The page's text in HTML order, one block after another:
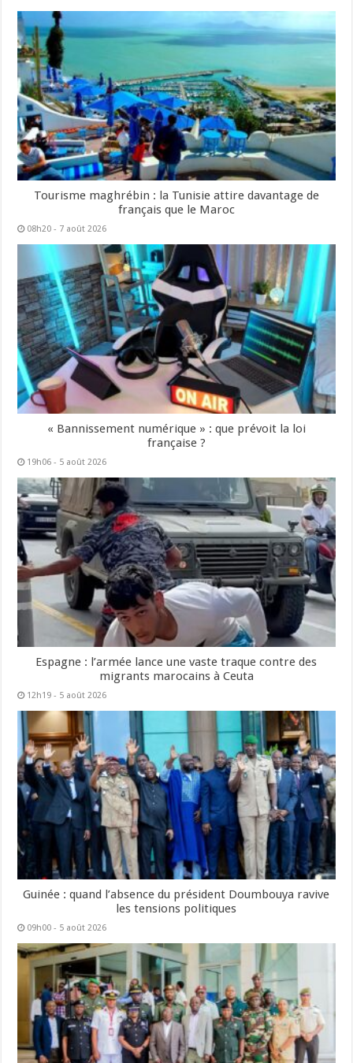
Tourisme maghrébin : la Tunisie attire davantage de
français que le Maroc
08h20 - 7 août 2026
« Bannissement numérique » : que prévoit la loi
française ?
19h06 - 5 août 2026
Espagne : l’armée lance une vaste traque contre des
migrants marocains à Ceuta
12h19 - 5 août 2026
Guinée : quand l’absence du président Doumbouya ravive
les tensions politiques
09h00 - 5 août 2026